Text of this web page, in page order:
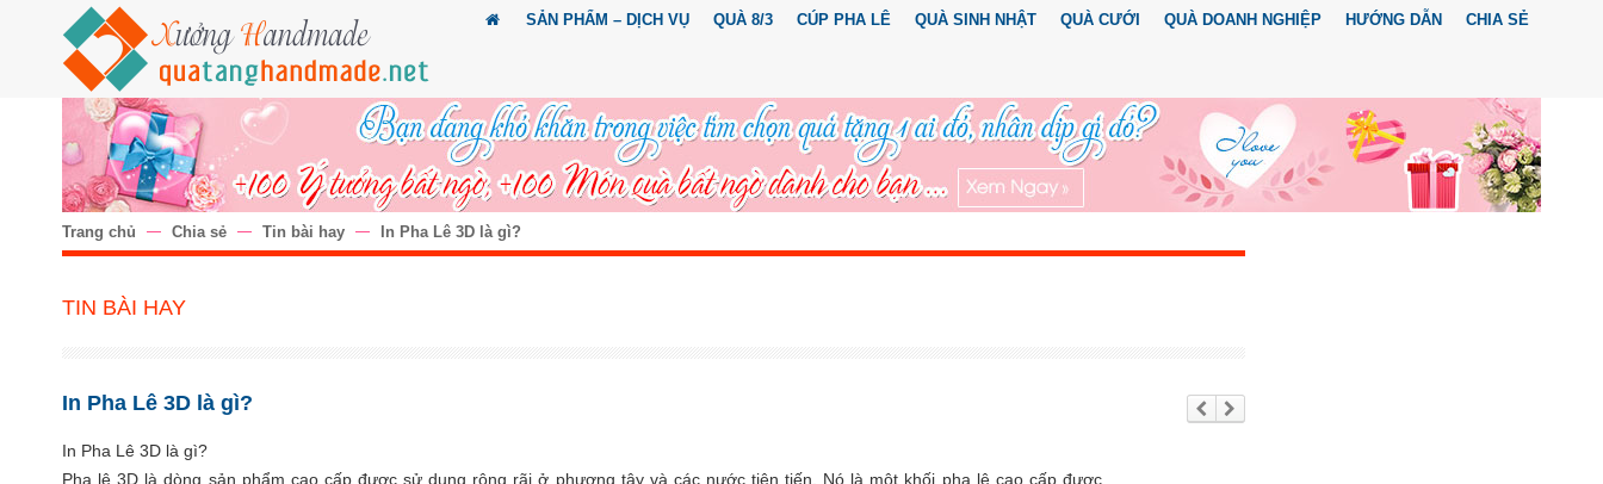
SẢN PHẨM – DỊCH VỤ QUÀ 8/3 CÚP PHA LÊ QUÀ SINH NHẬT QUÀ CƯỚI QUÀ DOANH NGHIỆP HƯỚNG DẪN CHIA SẺ
Trang chủ Chia sẻ Tin bài hay In Pha Lê 3D là gì?
TIN BÀI HAY
In Pha Lê 3D là gì?
Trư
ớc
Tiế
p
In Pha Lê 3D là gì?
Pha lê 3D là dòng sản phẩm cao cấp được sử dụng rộng rãi ở phương tây và các nước tiên tiến. Nó là một khối pha lê cao cấp được